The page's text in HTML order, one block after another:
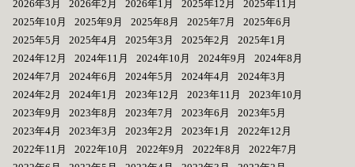
2026年3月
2026年2月 2026年1月 2025年12月
2025年11月
2025年10月
2025年9月 2025年8月 2025年7月
2025年6月
2025年5月
2025年4月 2025年3月 2025年2月
2025年1月
2024年12月
2024年11月 2024年10月 2024年9月
2024年8月
2024年7月
2024年6月 2024年5月 2024年4月
2024年3月
2024年2月
2024年1月 2023年12月 2023年11月
2023年10月
2023年9月
2023年8月 2023年7月 2023年6月
2023年5月
2023年4月
2023年3月 2023年2月 2023年1月
2022年12月
2022年11月
2022年10月 2022年9月 2022年8月
2022年7月